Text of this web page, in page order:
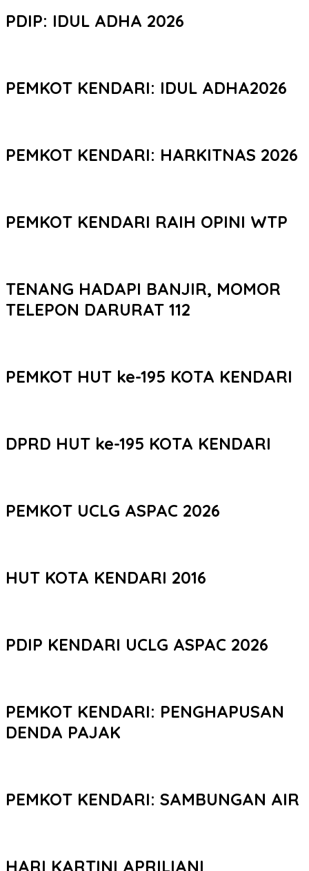
PDIP: IDUL ADHA 2026
PEMKOT KENDARI: IDUL ADHA2026
PEMKOT KENDARI: HARKITNAS 2026
PEMKOT KENDARI RAIH OPINI WTP
TENANG HADAPI BANJIR, MOMOR
TELEPON DARURAT 112
PEMKOT HUT ke-195 KOTA KENDARI
DPRD HUT ke-195 KOTA KENDARI
PEMKOT UCLG ASPAC 2026
HUT KOTA KENDARI 2016
PDIP KENDARI UCLG ASPAC 2026
PEMKOT KENDARI: PENGHAPUSAN
DENDA PAJAK
PEMKOT KENDARI: SAMBUNGAN AIR
HARI KARTINI APRILIANI